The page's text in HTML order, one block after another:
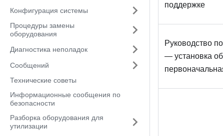
Конфигурация системы
Процедуры замены
оборудования
Диагностика неполадок
Сообщений
Технические советы
Информационные сообщения по
безопасности
Разборка оборудования для
утилизации
поддержке
Руководство
— установка